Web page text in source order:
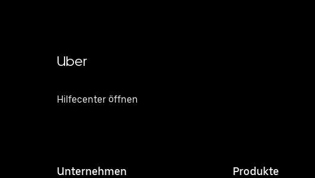
Uber
Hilfecenter öffnen
Unternehmen Produkte